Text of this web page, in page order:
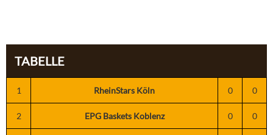
TABELLE
1 RheinStars Köln 0 0
2 EPG Baskets Koblenz 0 0